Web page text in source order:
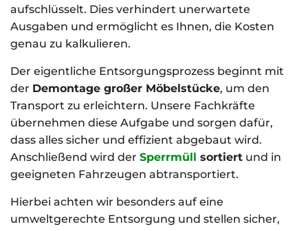
aufschlüsselt. Dies verhindert unerwartete
Ausgaben und ermöglicht es Ihnen, die Kosten
genau zu kalkulieren.
Der eigentliche Entsorgungsprozess beginnt mit
der Demontage großer Möbelstücke, um den
Transport zu erleichtern. Unsere Fachkräfte
übernehmen diese Aufgabe und sorgen dafür,
dass alles sicher und effizient abgebaut wird.
Anschließend wird der Sperrmüll sortiert und in
geeigneten Fahrzeugen abtransportiert.
Hierbei achten wir besonders auf eine
umweltgerechte Entsorgung und stellen sicher,